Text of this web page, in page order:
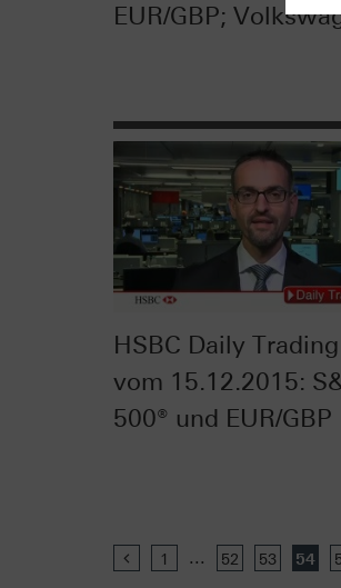
EUR/GBP;
HSBC Daily
vom 15.12.2015:
500® und EUR/GBP
Previous
1 ... 52 53 54